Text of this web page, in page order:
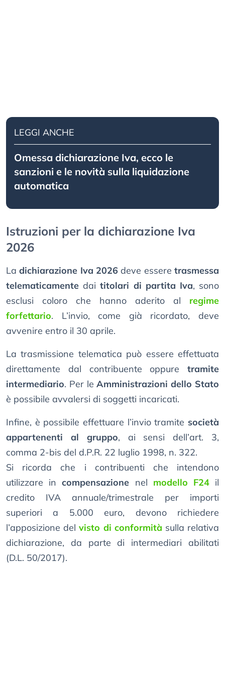
LEGGI ANCHE
Omessa dichiarazione Iva, ecco le
sanzioni e le novità sulla liquidazione
automatica
Istruzioni per la dichiarazione Iva
2026
Ladichiarazione Iva 2026 deve esseretrasmessa
telematicamente daititolari di partita Iva, sono
esclusi coloro che hanno aderito al regime
forfettario. L’invio, come già ricordato, deve
avvenire entro il 30 aprile.
La trasmissione telematica può essere effettuata
direttamente dal contribuente oppure tramite
intermediario. Per leAmministrazioni dello Stato
è possibile avvalersi di soggetti incaricati.
Infine, è possibile effettuare l’invio tramite società
appartenenti al gruppo, ai sensi dell’art. 3,
comma 2-bis del d.P.R. 22 luglio 1998, n. 322.
Si ricorda che i contribuenti che intendono
utilizzare incompensazione nel modello F24il
credito IVA annuale/trimestrale per importi
superiori a 5.000 euro, devono richiedere
l’apposizione delvisto di conformità sulla relativa
dichiarazione, da parte di intermediari abilitati
(D.L. 50/2017).